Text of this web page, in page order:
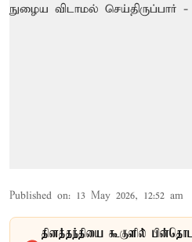
Published on: 13 May 2026, 12:52 am
தினத்தந்தியை கூகுளில்